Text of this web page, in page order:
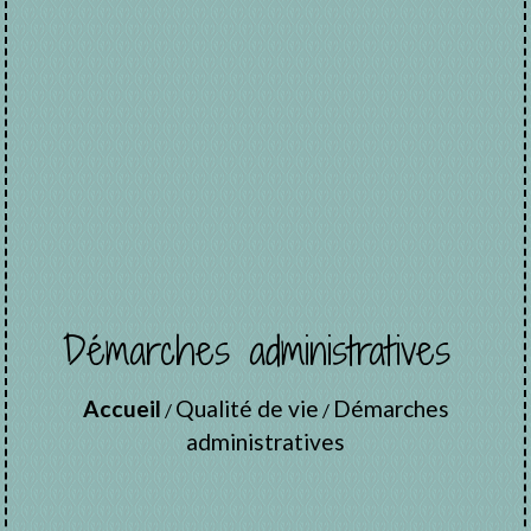
Démarches administratives
Accueil / Qualité de vie / Démarches
administratives